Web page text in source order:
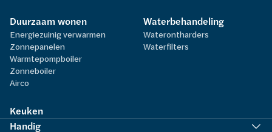
Duurzaam wonen
Energiezuinig verwarmen
Zonnepanelen
Warmtepompboiler
Zonneboiler
Airco
Waterbehandeling
Waterontharders
Waterfilters
Keuken
Handig